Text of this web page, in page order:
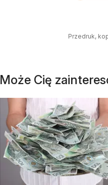
Przedruk,
Może Cię